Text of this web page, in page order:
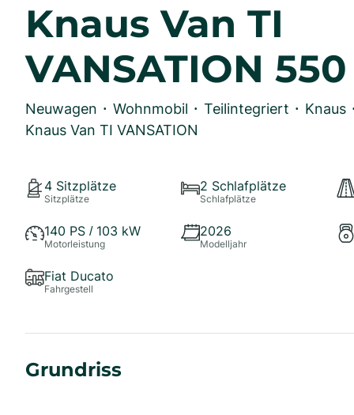
Knaus Van TI
VANSATION
Neuwagen • Wohnmobil • Teilintegriert • Knaus •
Knaus Van TI VANSATION
4 Sitzplätze
Sitzplätze
2 Schlafplätze
Schlafplätze
140 PS / 103 kW
Motorleistung
2026
Modelljahr
Fiat Ducato
Fahrgestell
Grundriss